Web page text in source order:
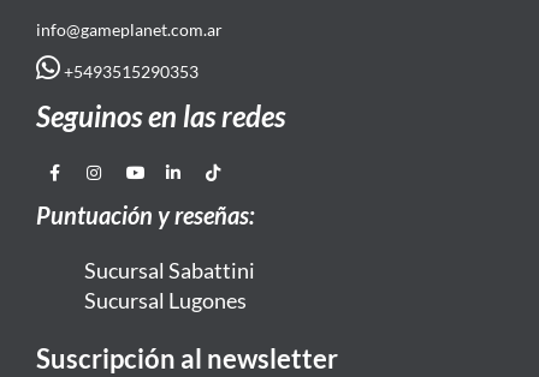
info@gameplanet.com.ar
+5493515290353
Seguinos en las redes
Puntuación y reseñas:
Sucursal Sabattini
Sucursal Lugones
Suscripción al newsletter